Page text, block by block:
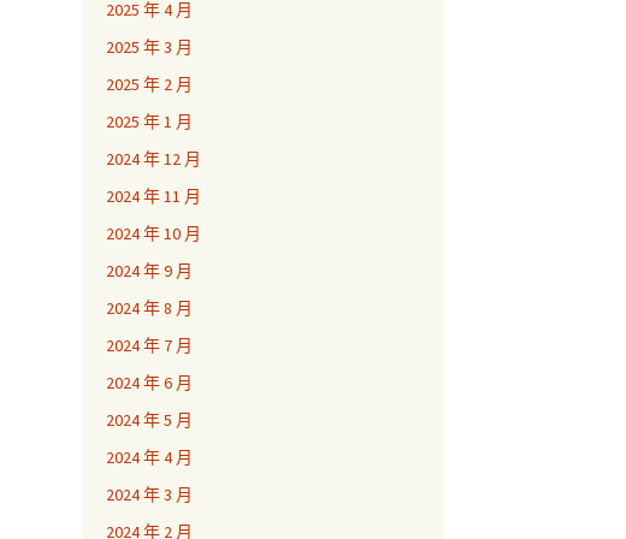
2025 年 4 月
2025 年 3 月
2025 年 2 月
2025 年 1 月
2024 年 12 月
2024 年 11 月
2024 年 10 月
2024 年 9 月
2024 年 8 月
2024 年 7 月
2024 年 6 月
2024 年 5 月
2024 年 4 月
2024 年 3 月
2024 年 2 月